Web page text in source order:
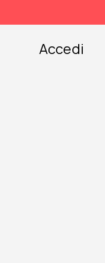
Accedi